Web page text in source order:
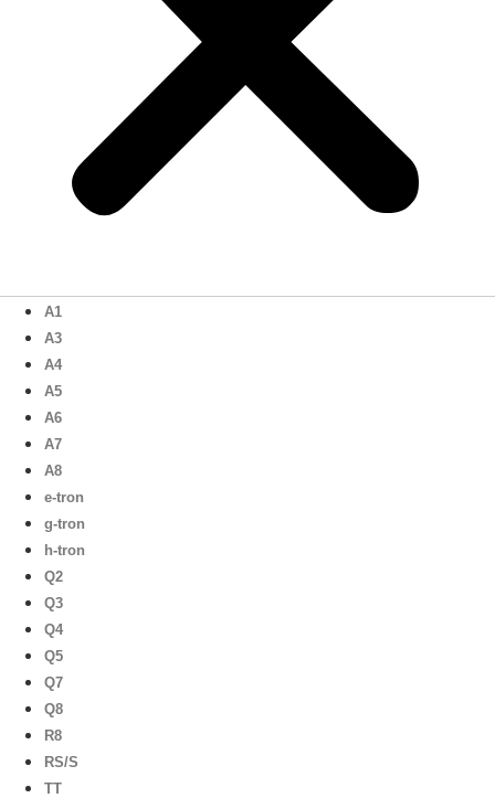
A1
A3
A4
A5
A6
A7
A8
e-tron
g-tron
h-tron
Q2
Q3
Q4
Q5
Q7
Q8
R8
RS/S
TT